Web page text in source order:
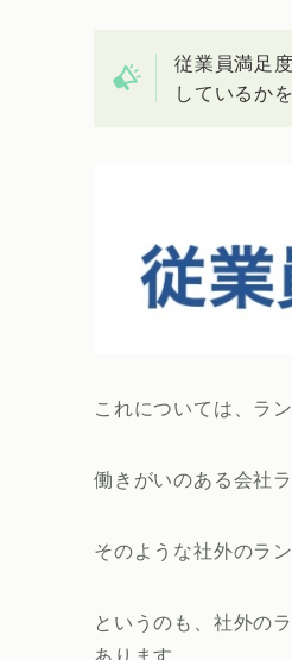
従業員満足
しているか
これについては、ラ
働きがいのある会社
そのような社外のラ
というのも、社外の
あります。